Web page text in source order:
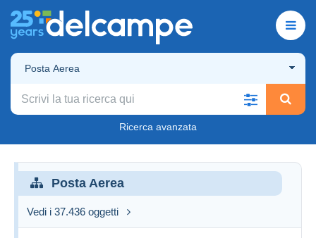
Posta Aerea
Ricerca avanzata
Posta Aerea
Vedi i 37.436 oggetti